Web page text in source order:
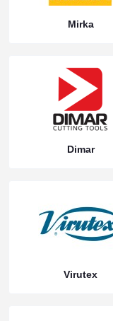
Mirka
Dimar
Virutex